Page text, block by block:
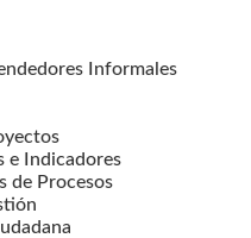
Informales
e Indicadores
de Procesos